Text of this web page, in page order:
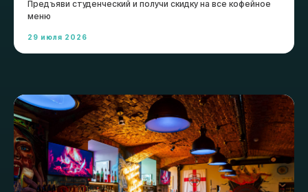
Предъяви студенческий и получи скидку на все кофейное
меню
29 июля 2026